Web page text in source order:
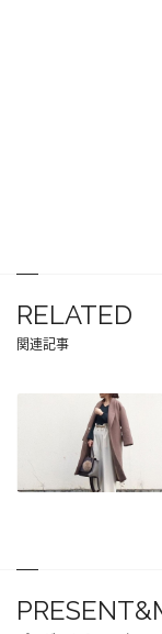
RELATED
関連記事